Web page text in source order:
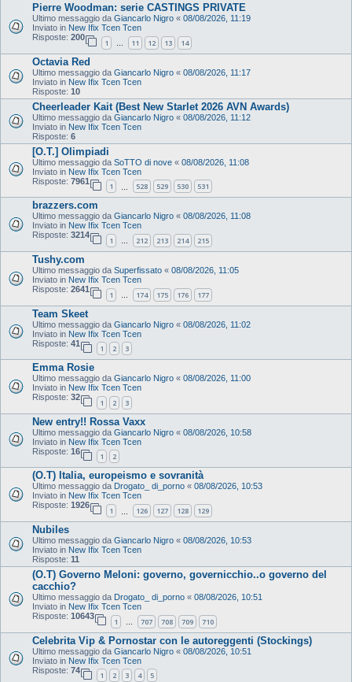
Pierre Woodman: serie CASTINGS PRIVATE
Ultimo messaggio da Giancarlo Nigro « 08/08/2026, 11:19
Inviato in New Ifix Tcen Tcen
Risposte: 200
1 … 11 12 13 14
Octavia Red
Ultimo messaggio da Giancarlo Nigro « 08/08/2026, 11:17
Inviato in New Ifix Tcen Tcen
Risposte: 10
Cheerleader Kait (Best New Starlet 2026 AVN Awards)
Ultimo messaggio da Giancarlo Nigro « 08/08/2026, 11:12
Inviato in New Ifix Tcen Tcen
Risposte: 6
[O.T.] Olimpiadi
Ultimo messaggio da SoTTO di nove « 08/08/2026, 11:08
Inviato in New Ifix Tcen Tcen
Risposte: 7961
1 528 529 530 531
brazzers.com
Ultimo messaggio da Giancarlo Nigro « 08/08/2026, 11:08
Inviato in New Ifix Tcen Tcen
Risposte: 3214
1 … 212 213 214 215
Tushy.com
Ultimo messaggio da Superfissato « 08/08/2026, 11:05
Inviato in New Ifix Tcen Tcen
Risposte: 2641
1 … 174 175 176 177
Team Skeet
Ultimo messaggio da Giancarlo Nigro « 08/08/2026, 11:02
Inviato in New Ifix Tcen Tcen
Risposte: 41
1 2 3
Emma Rosie
Ultimo messaggio da Giancarlo Nigro « 08/08/2026, 11:00
Inviato in New Ifix Tcen Tcen
Risposte: 32
1 2 3
New entry!! Rossa Vaxx
Ultimo messaggio da Giancarlo Nigro « 08/08/2026, 10:58
Inviato in New Ifix Tcen Tcen
Risposte: 16
1 2
(O.T) Italia, europeismo e sovranità
Ultimo messaggio da Drogato_ di_porno « 08/08/2026, 10:53
Inviato in New Ifix Tcen Tcen
Risposte: 1926
1 126 127 128 129
Nubiles
Ultimo messaggio da Giancarlo Nigro « 08/08/2026, 10:53
Inviato in New Ifix Tcen Tcen
Risposte: 11
(O.T) Governo Meloni: governo, governicchio..o governo del
cacchio?
Ultimo messaggio da Drogato_ di_porno « 08/08/2026, 10:51
Inviato in New Ifix Tcen Tcen
Risposte: 10643
1 … 707 708 709 710
Celebrita Vip & Pornostar con le autoreggenti (Stockings)
Ultimo messaggio da Giancarlo Nigro « 08/08/2026, 10:51
Inviato in New Ifix Tcen Tcen
Risposte: 74
1 2 3 4 5